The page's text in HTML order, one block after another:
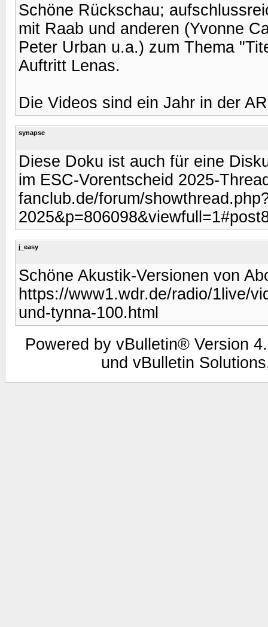
Schöne Rückschau;
mit Raab und anderen (Yvonne
Peter Urban u.a.) zum Thema
Auftritt Lenas.
Die Videos sind ein Jahr in der
synapse
Diese Doku ist auch für eine
im ESC-Vorentscheid 2025-
fanclub.de/forum/
j_easy
Schöne Akustik-Versionen von
https://www1.wdr.de/radio/1live/
und-tynna-100.html
Powered by vBulletin® Version
und vBulletin